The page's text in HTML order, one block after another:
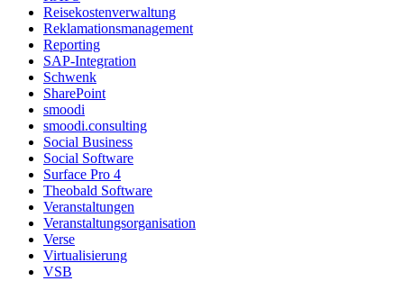
Reisekostenverwaltung
Reklamationsmanagement
Reporting
SAP-Integration
Schwenk
SharePoint
smoodi
smoodi.consulting
Social Business
Social Software
Surface Pro 4
Theobald Software
Veranstaltungen
Veranstaltungsorganisation
Verse
Virtualisierung
VSB